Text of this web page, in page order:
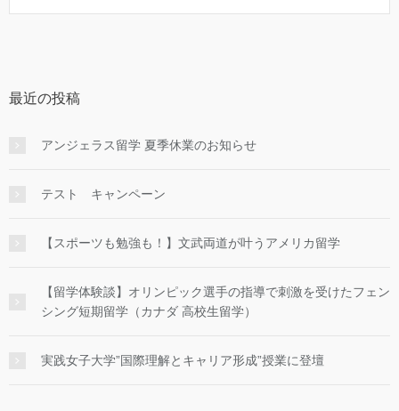
最近の投稿
アンジェラス留学 夏季休業のお知らせ
テスト キャンペーン
【スポーツも勉強も！】文武両道が叶うアメリカ留学
【留学体験談】オリンピック選手の指導で刺激を受けたフェン
シング短期留学（カナダ 高校生留学）
実践女子大学”国際理解とキャリア形成”授業に登壇